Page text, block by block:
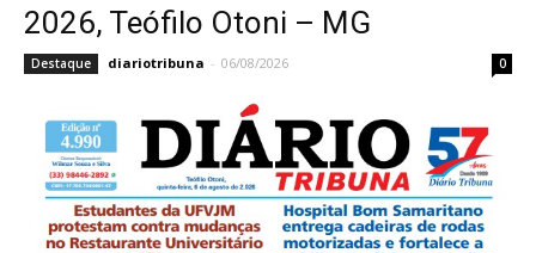
2026, Teófilo Otoni – MG
Destaque diariotribuna - 06/08/2026 0